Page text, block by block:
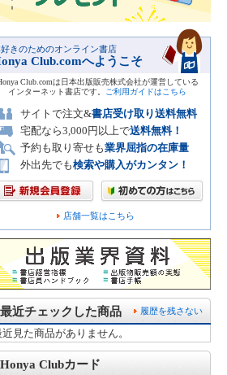
きのためのオンライン書店
Club.comへようこそ
Club.comは日本出版販売株式会社が運営している
インターネット書店です。
ご利用ガイドはこちら
サイトで注文&書店受け取り送料無料
宅配なら3,000円以上で送料無料！
予約も取り寄せも業界屈指の在庫量
外出先でも検索や購入がカンタン！
店舗一覧はこちら
履歴を残さない
最近チェックした商品
近見た商品がありません。
Honya Clubカード